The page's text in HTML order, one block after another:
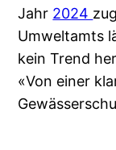
Jahr 2024
Umweltamts
kein Trend
«Von einer